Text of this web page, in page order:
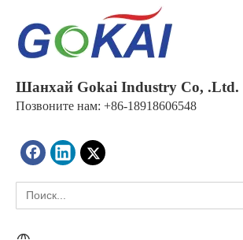
Шанхай Gokai Industry Co, .Ltd.
Позвоните нам: +86-18918606548